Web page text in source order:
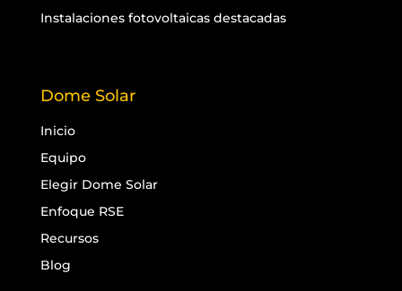
Instalaciones fotovoltaicas destacadas
Dome Solar
Inicio
Equipo
Elegir Dome Solar
Enfoque RSE
Recursos
Blog